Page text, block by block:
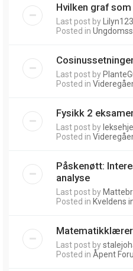
Hvilken graf
Last post by Lilyn123
Posted in
Last post by
Posted in
Fysikk 2
Last post by
Posted in
Påskenøtt:
analyse
Last post by
Posted in Kveldens
Matematikklærer
Last post by
Posted in Åpent